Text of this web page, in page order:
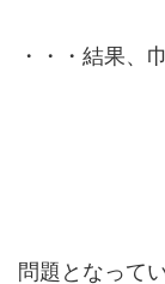
・・・結果、
問題となって